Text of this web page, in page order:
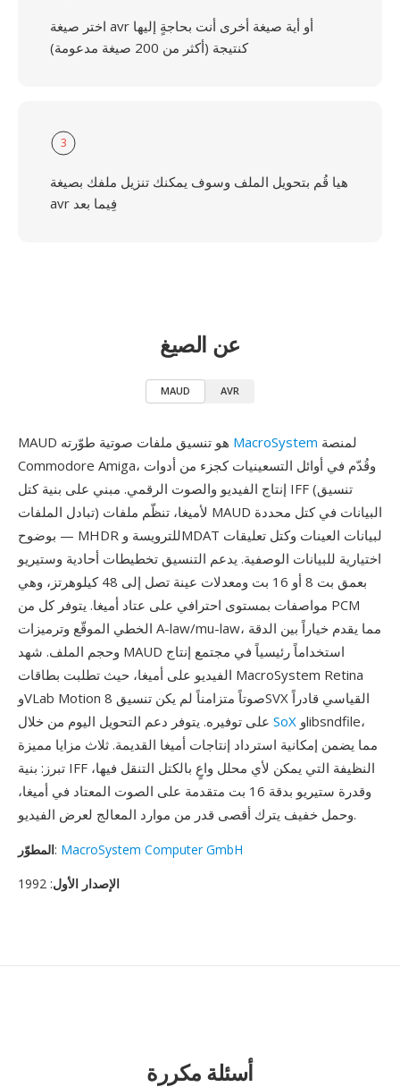
اختر صيغة avr أو أية صيغة أخرى أنت بحاجةٍ إليها
كنتيجة (أكثر من 200 صيغة مدعومة)
3
هيا قُم بتحويل الملف وسوف يمكنك تنزيل ملفك بصيغة
avr فِيما بعد
عن الصيغ
MAUD AVR
MacroSystem
Commodore Amiga، وقُدّم في أوائل التسعينيات كجزء من أدوات
إنتاج الفيديو والصوت الرقمي. مبني على بنية كتل IFF (تنسيق
تبادل الملفات) لأميغا، تنظّم ملفات MAUD البيانات في كتل محددة
بوضوح — MHDR للترويسة وMDAT لبيانات العينات وكتل تعليقات
اختيارية للبيانات الوصفية. يدعم التنسيق تخطيطات أحادية وستيريو
بعمق بت 8 أو 16 بت ومعدلات عينة تصل إلى 48 كيلوهرتز، وهي
مواصفات بمستوى احترافي على عتاد أميغا. يتوفر كل من PCM
الخطي الموقّع وترميزات A-law/mu-law، مما يقدم خياراً بين الدقة
وحجم الملف. شهد MAUD استخداماً رئيسياً في مجتمع إنتاج
الفيديو على أميغا، حيث تطلبت بطاقات MacroSystem Retina
وVLab Motion صوتاً متزامناً لم يكن تنسيق 8SVX القياسي قادراً
SoX
مما يضمن إمكانية استرداد إنتاجات أميغا القديمة. ثلاث مزايا مميزة
تبرز: بنية IFF النظيفة التي يمكن لأي محلل واعٍ بالكتل التنقل فيها،
وقدرة ستيريو بدقة 16 بت متقدمة على الصوت المعتاد في أميغا،
وحمل خفيف يترك أقصى قدر من موارد المعالج لعرض الفيديو.
المطوّر: MacroSystem Computer GmbH
الإصدار الأول: 1992
أسئلة مكررة